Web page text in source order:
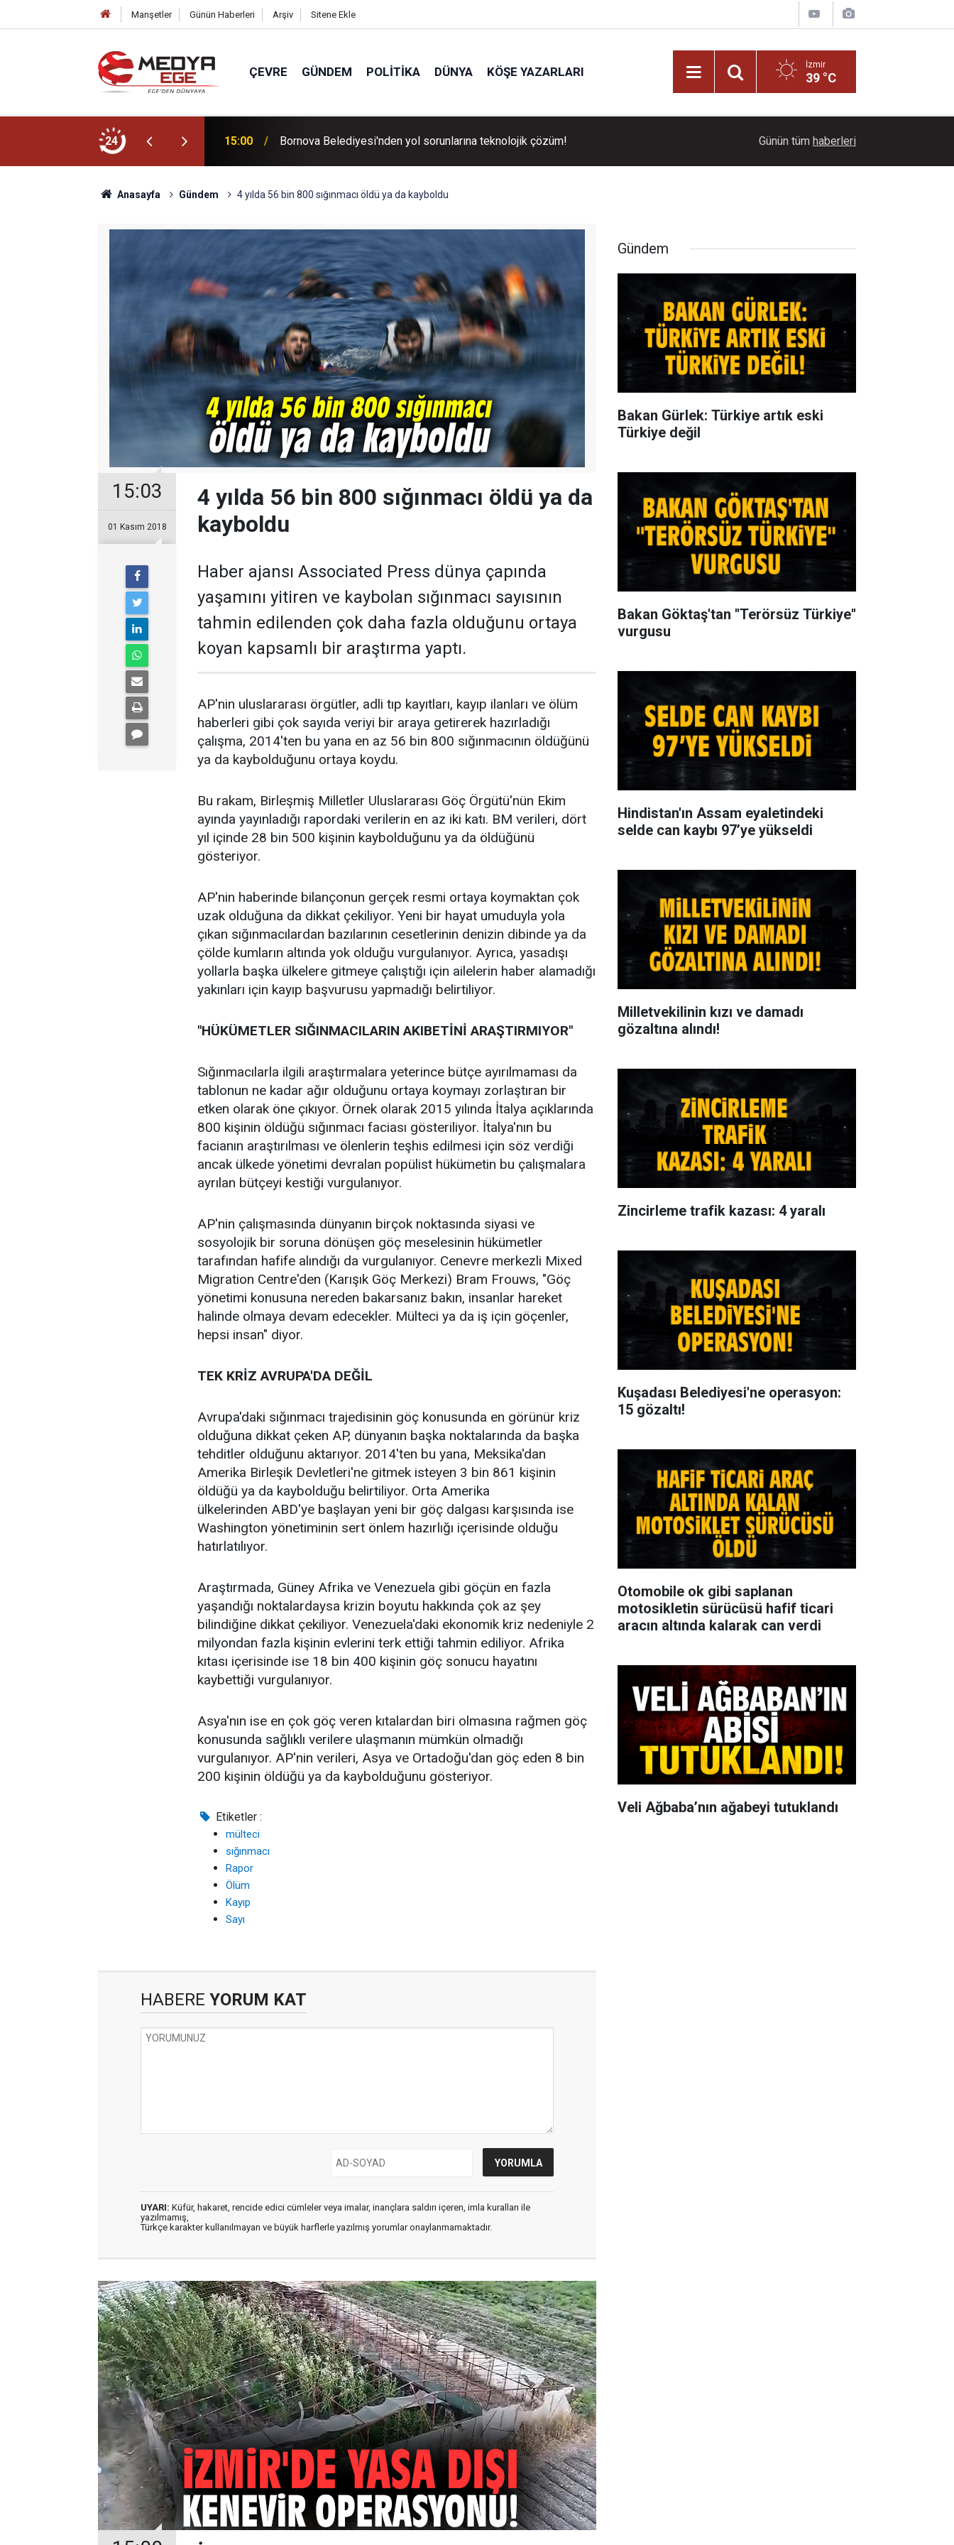
Manşetler Günün Haberleri Arşiv Sitene Ekle
ÇEVRE GÜNDEM POLITIKA DÜNYA KÖŞE YAZARLARI İzmir
39 °C
24 15:00 Bornova Belediyesi'nden yol sorunlarına teknolojik çözüm! İzmir'de yasa dışı kenevir operasyonu!
Günün tüm haberleri
Anasayfa Gündem 4 yılda 56 bin 800 sığınmacı öldü ya da kayboldu
15:03
01 Kasım 2018
4 yılda 56 bin 800 sığınmacı öldü ya da
kayboldu
Haber ajansı Associated Press dünya çapında
yaşamını yitiren ve kaybolan sığınmacı sayısının
tahmin edilenden çok daha fazla olduğunu ortaya
koyan kapsamlı bir araştırma yaptı.
AP'nin uluslararası örgütler, adli tıp kayıtları, kayıp ilanları ve ölüm
haberleri gibi çok sayıda veriyi bir araya getirerek hazırladığı
çalışma, 2014'ten bu yana en az 56 bin 800 sığınmacının öldüğünü
ya da kaybolduğunu ortaya koydu.
Bu rakam, Birleşmiş Milletler Uluslararası Göç Örgütü'nün Ekim
ayında yayınladığı rapordaki verilerin en az iki katı. BM verileri, dört
yıl içinde 28 bin 500 kişinin kaybolduğunu ya da öldüğünü
gösteriyor.
AP'nin haberinde bilançonun gerçek resmi ortaya koymaktan çok
uzak olduğuna da dikkat çekiliyor. Yeni bir hayat umuduyla yola
çıkan sığınmacılardan bazılarının cesetlerinin denizin dibinde ya da
çölde kumların altında yok olduğu vurgulanıyor. Ayrıca, yasadışı
yollarla başka ülkelere gitmeye çalıştığı için ailelerin haber alamadığı
yakınları için kayıp başvurusu yapmadığı belirtiliyor.
"HÜKÜMETLER SIĞINMACILARIN AKIBETİNİ ARAŞTIRMIYOR"
Sığınmacılarla ilgili araştırmalara yeterince bütçe ayırılmaması da
tablonun ne kadar ağır olduğunu ortaya koymayı zorlaştıran bir
etken olarak öne çıkıyor. Örnek olarak 2015 yılında İtalya açıklarında
800 kişinin öldüğü sığınmacı faciası gösteriliyor. İtalya'nın bu
facianın araştırılması ve ölenlerin teşhis edilmesi için söz verdiği
ancak ülkede yönetimi devralan popülist hükümetin bu çalışmalara
ayrılan bütçeyi kestiği vurgulanıyor.
AP'nin çalışmasında dünyanın birçok noktasında siyasi ve
sosyolojik bir soruna dönüşen göç meselesinin hükümetler
tarafından hafife alındığı da vurgulanıyor. Cenevre merkezli Mixed
Migration Centre'den (Karışık Göç Merkezi) Bram Frouws, "Göç
yönetimi konusuna nereden bakarsanız bakın, insanlar hareket
halinde olmaya devam edecekler. Mülteci ya da iş için göçenler,
hepsi insan" diyor.
TEK KRİZ AVRUPA'DA DEĞİL
Avrupa'daki sığınmacı trajedisinin göç konusunda en görünür kriz
olduğuna dikkat çeken AP, dünyanın başka noktalarında da başka
tehditler olduğunu aktarıyor. 2014'ten bu yana, Meksika'dan
Amerika Birleşik Devletleri'ne gitmek isteyen 3 bin 861 kişinin
öldüğü ya da kaybolduğu belirtiliyor. Orta Amerika
ülkelerinden ABD'ye başlayan yeni bir göç dalgası karşısında ise
Washington yönetiminin sert önlem hazırlığı içerisinde olduğu
hatırlatılıyor.
Araştırmada, Güney Afrika ve Venezuela gibi göçün en fazla
yaşandığı noktalardaysa krizin boyutu hakkında çok az şey
bilindiğine dikkat çekiliyor. Venezuela'daki ekonomik kriz nedeniyle 2
milyondan fazla kişinin evlerini terk ettiği tahmin ediliyor. Afrika
kıtası içerisinde ise 18 bin 400 kişinin göç sonucu hayatını
kaybettiği vurgulanıyor.
Asya'nın ise en çok göç veren kıtalardan biri olmasına rağmen göç
konusunda sağlıklı verilere ulaşmanın mümkün olmadığı
vurgulanıyor. AP'nin verileri, Asya ve Ortadoğu'dan göç eden 8 bin
200 kişinin öldüğü ya da kaybolduğunu gösteriyor.
Etiketler :
mülteci
sığınmacı
Rapor
Ölüm
Kayıp
Sayı
HABERE YORUM KAT
UYARI: Küfür, hakaret, rencide edici cümleler veya imalar, inançlara saldırı içeren, imla kuralları ile
yazılmamış,
Türkçe karakter kullanılmayan ve büyük harflerle yazılmış yorumlar onaylanmamaktadır.
Gündem
Bakan Gürlek: Türkiye artık eski
Türkiye değil
Bakan Göktaş'tan ''Terörsüz Türkiye''
vurgusu
Hindistan'ın Assam eyaletindeki
selde can kaybı 97’ye yükseldi
Milletvekilinin kızı ve damadı
gözaltına alındı!
Zincirleme trafik kazası: 4 yaralı
Kuşadası Belediyesi'ne operasyon:
15 gözaltı!
Otomobile ok gibi saplanan
motosikletin sürücüsü hafif ticari
aracın altında kalarak can verdi
Veli Ağbaba’nın ağabeyi tutuklandı